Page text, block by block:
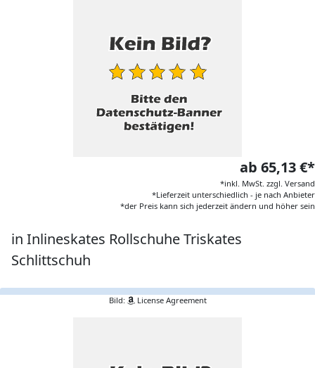
ab 65,13 €*
*inkl. MwSt. zzgl. Versand
*Lieferzeit unterschiedlich - je nach Anbieter
*der Preis kann sich jederzeit ändern und höher sein
in Inlineskates Rollschuhe Triskates
Schlittschuh
Bild: License Agreement